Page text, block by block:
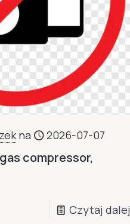
na 2026-07-07
compressor,
Czytaj dalej